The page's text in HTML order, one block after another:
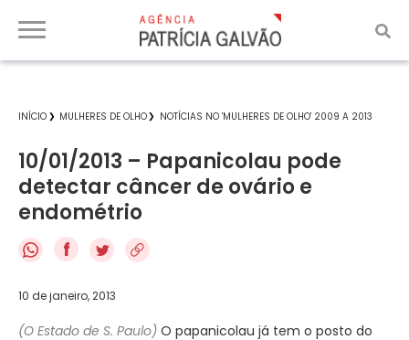
INÍCIO MULHERES DE OLHO NOTÍCIAS NO 'MULHERES DE OLHO' 2009 A 2013
10/01/2013 – Papanicolau pode
detectar câncer de ovário e
endométrio
f
10 de janeiro, 2013
(O Estado de S. Paulo) O papanicolau já tem o posto do